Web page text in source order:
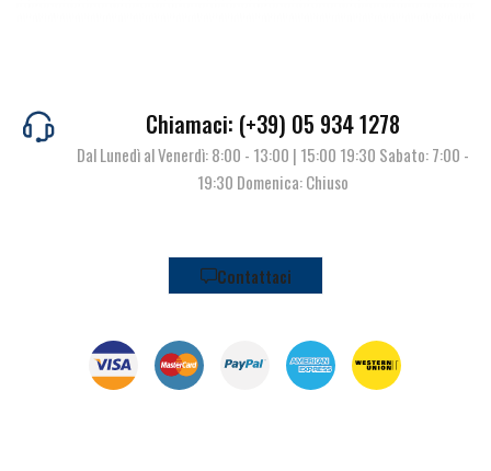
Chiamaci: (+39) 05 934 1278
Dal Lunedì al Venerdì: 8:00 - 13:00 | 15:00 19:30 Sabato: 7:00 -
19:30 Domenica: Chiuso
Contattaci